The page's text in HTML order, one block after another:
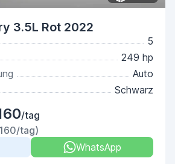
3.5L Rot 2022
5
249 hp
Auto
Schwarz
/tag
tag)
WhatsApp